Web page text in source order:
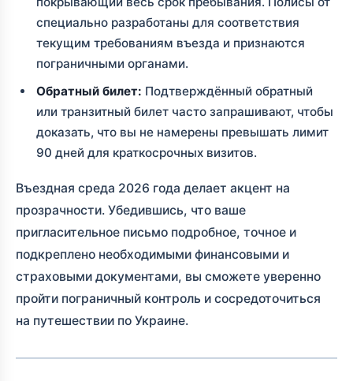
специально разработаны для соответствия
текущим требованиям въезда и признаются
пограничными органами.
Обратный билет: Подтверждённый обратный
или транзитный билет часто запрашивают, чтобы
доказать, что вы не намерены превышать лимит
90 дней для краткосрочных визитов.
Въездная среда 2026 года делает акцент на
прозрачности. Убедившись, что ваше
пригласительное письмо подробное, точное и
подкреплено необходимыми финансовыми и
страховыми документами, вы сможете уверенно
пройти пограничный контроль и сосредоточиться
на путешествии по Украине.